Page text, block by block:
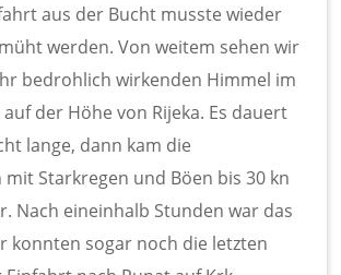
aus der Bucht musste wieder
werden. Von weitem sehen wir
bedrohlich wirkenden Himmel im
der Höhe von Rijeka. Es dauert
lange, dann kam die
Starkregen und Böen bis 30 kn
Nach eineinhalb Stunden war das
konnten sogar noch die letzten